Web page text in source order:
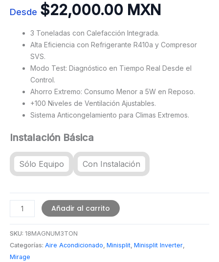
Desde $22,000.00 MXN
3 Toneladas con Calefacción Integrada.
Alta Eficiencia con Refrigerante R410a y Compresor
SVS.
Modo Test: Diagnóstico en Tiempo Real Desde el
Control.
Ahorro Extremo: Consumo Menor a 5W en Reposo.
+100 Niveles de Ventilación Ajustables.
Sistema Anticongelamiento para Climas Extremos.
Instalación Básica
Sólo Equipo Con Instalación
Minisplit
Mirage
Añadir al carrito
SKU: 18MAGNUM3TON
Categorías: Aire Acondicionado Minisplit Minisplit Inverter
Mirage